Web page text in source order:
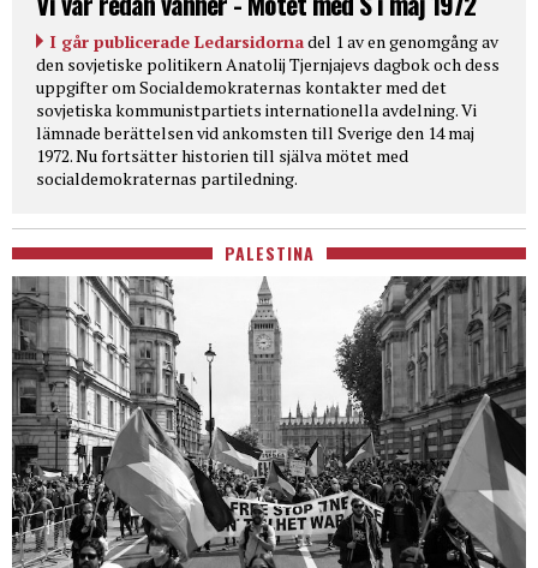
I går publicerade Ledarsidornadel 1 av en genomgång av
den sovjetiske politikern Anatolij Tjernjajevs dagbok och dess
uppgifter om Socialdemokraternas kontakter med det
sovjetiska kommunistpartiets internationella avdelning. Vi
lämnade berättelsen vid ankomsten till Sverige den 14 maj
1972. Nu fortsätter historien till själva mötet med
socialdemokraternas partiledning.
PALESTINA